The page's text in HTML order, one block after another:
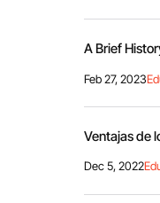
A Brief
Feb 27, 2023
Ventajas de
Dec 5, 2022